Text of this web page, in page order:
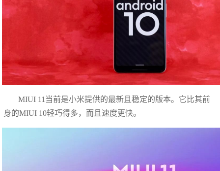
MIUI 11当前是小米提供的最新且稳定的版本。它比其前
身的MIUI 10轻巧得多，而且速度更快。